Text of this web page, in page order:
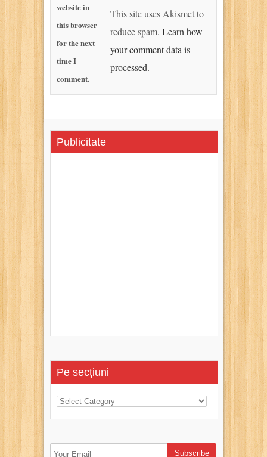
website in
this browser
for the next
time I
comment.
This site uses Akismet to
reduce spam. Learn how
your comment data is
processed.
Publicitate
Pe secțiuni